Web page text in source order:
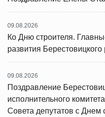
09.08.2026
Ко Дню строителя.
развития Берестовицкого
09.08.2026
Поздравление
исполнительного
Совета депутатов с Днем